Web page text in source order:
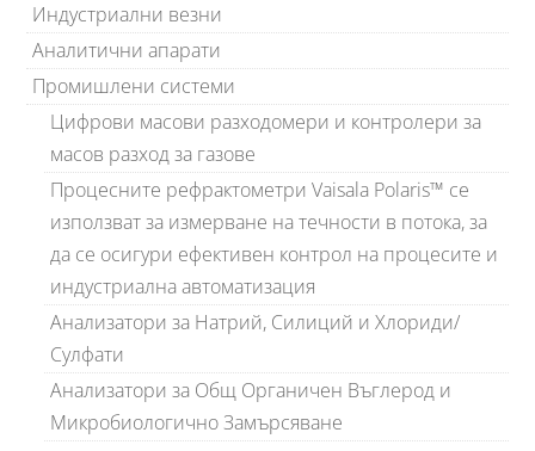
Индустриални везни
Аналитични апарати
Промишлени системи
Цифрови масови разходомери и контролери за
масов разход за газове
Процесните рефрактометри Vaisala Polaris™ се
използват за измерване на течности в потока, за
да се осигури ефективен контрол на процесите и
индустриална автоматизация
Анализатори за Натрий, Силиций и Хлориди/
Сулфати
Анализатори за Общ Органичен Въглерод и
Микробиологично Замърсяване